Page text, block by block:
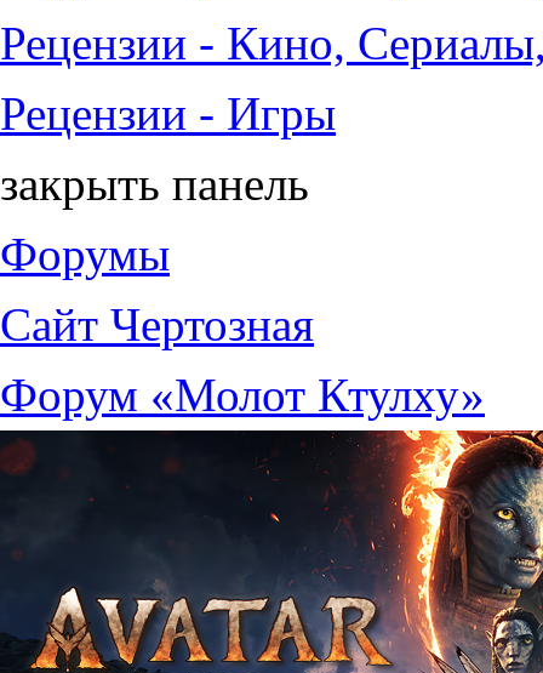
Рецензии - Кино,
Рецензии - Игры
закрыть панель
Форумы
Сайт Чертозная
Форум «Молот Ктулху»